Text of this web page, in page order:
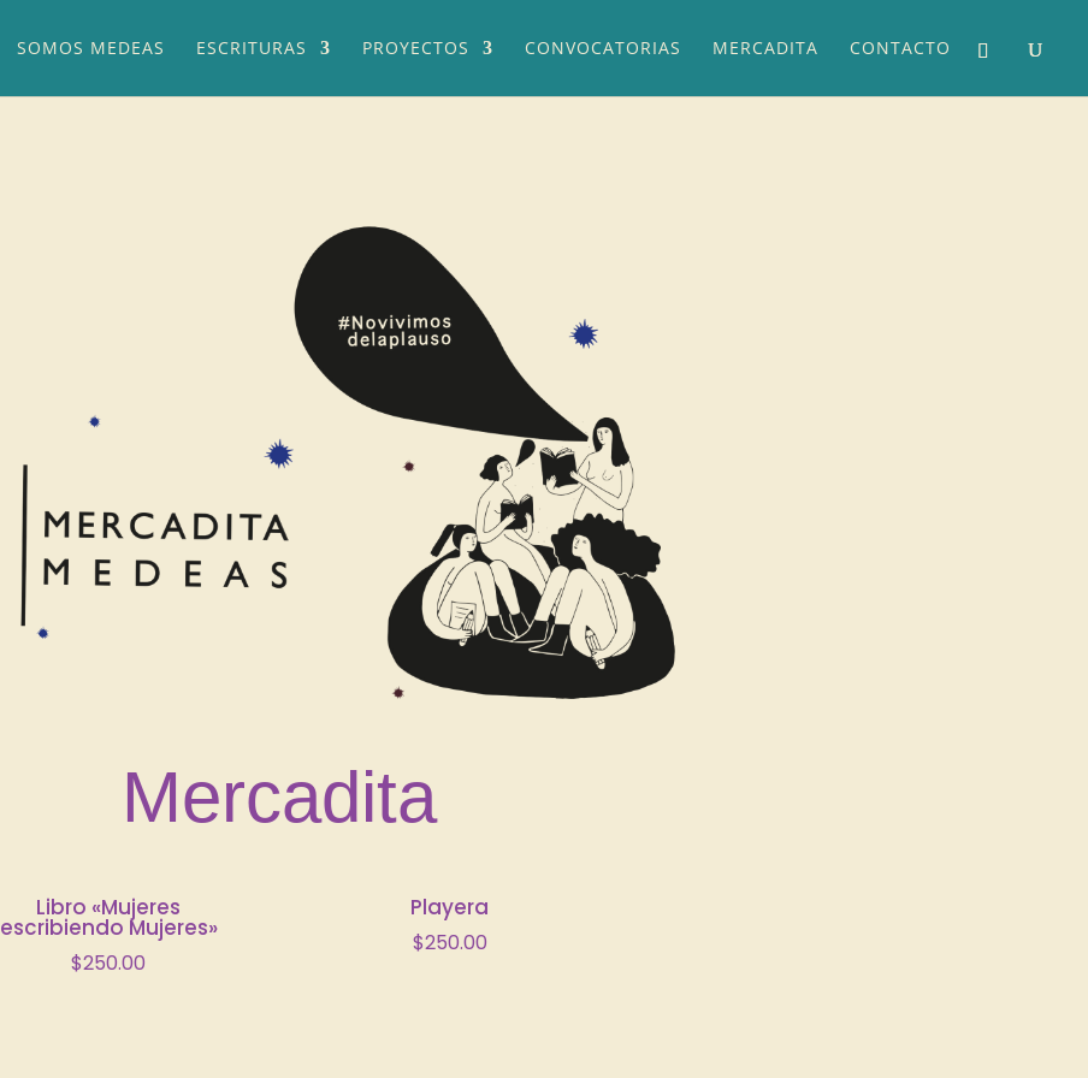
SOMOS MEDEAS ESCRITURAS PROYECTOS CONVOCATORIAS MERCADITA CONTACTO
Mercadita
Libro «Mujeres
escribiendo Mujeres»
$250.00
Playera
$250.00